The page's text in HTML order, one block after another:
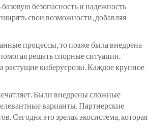
безопасность и надежность
свои возможности, добавляя
процессы, то позже была внедрена
решать спорные ситуации.
растущие киберугрозы. Каждое крупное
Были внедрены сложные
варианты. Партнерские
Сегодня это зрелая экосистема, которая